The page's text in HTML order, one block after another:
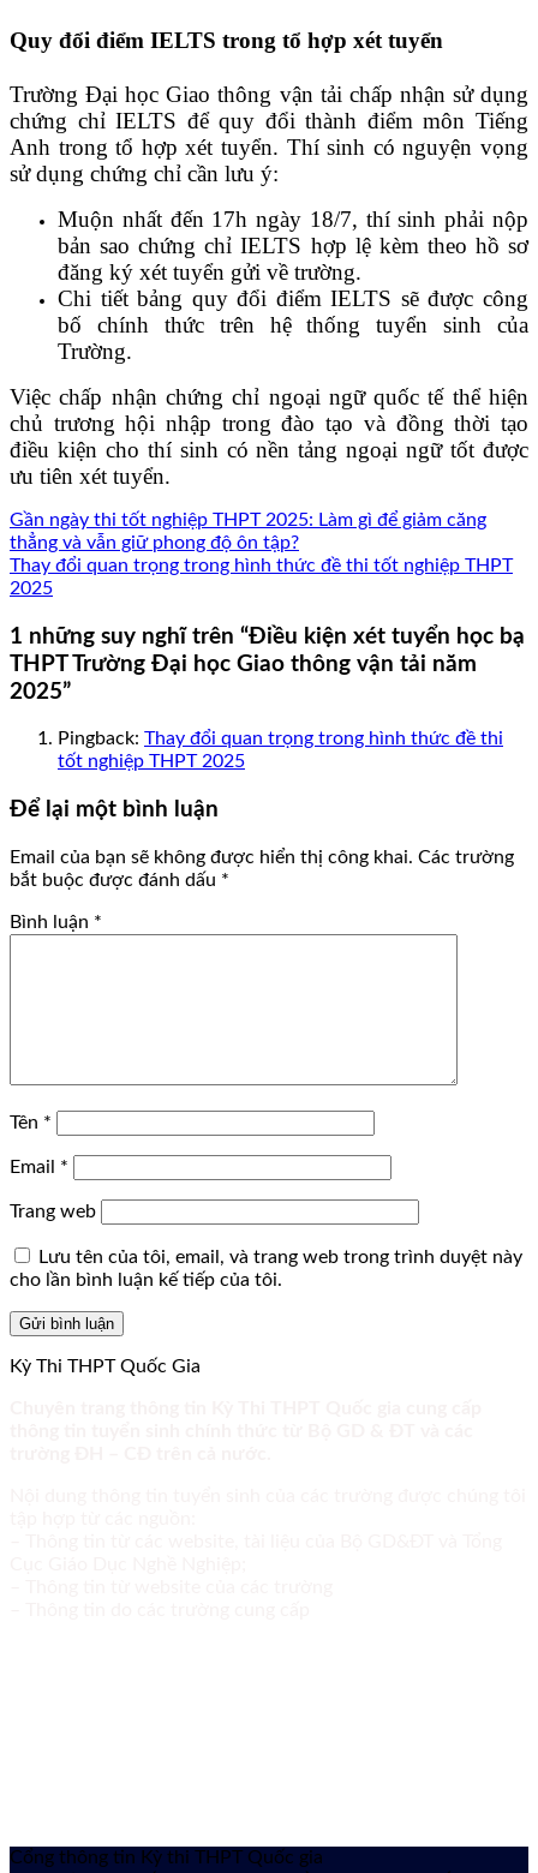
Quy đổi điểm IELTS trong tổ hợp xét tuyển
Trường Đại học Giao thông vận tải chấp nhận sử dụng
chứng chỉ IELTS để quy đổi thành điểm môn Tiếng
Anh trong tổ hợp xét tuyển. Thí sinh có nguyện vọng
sử dụng chứng chỉ cần lưu ý:
Muộn nhất đến 17h ngày 18/7, thí sinh phải nộp
bản sao chứng chỉ IELTS hợp lệ kèm theo hồ sơ
đăng ký xét tuyển gửi về trường.
Chi tiết bảng quy đổi điểm IELTS sẽ được công
bố chính thức trên hệ thống tuyển sinh của
Trường.
Việc chấp nhận chứng chỉ ngoại ngữ quốc tế thể hiện
chủ trương hội nhập trong đào tạo và đồng thời tạo
điều kiện cho thí sinh có nền tảng ngoại ngữ tốt được
ưu tiên xét tuyển.
Gần ngày thi tốt nghiệp THPT 2025: Làm gì để giảm căng
thẳng và vẫn giữ phong độ ôn tập?
Thay đổi quan trọng trong hình thức đề thi tốt nghiệp THPT
2025
1 những suy nghĩ trên “Điều kiện xét tuyển học bạ
THPT Trường Đại học Giao thông vận tải năm
2025”
Pingback: Thay đổi quan trọng trong hình thức đề thi
tốt nghiệp THPT 2025
Để lại một bình luận
Email của bạn sẽ không được hiển thị công khai. Các trường
bắt buộc được đánh dấu *
Bình luận *
Tên *
Email *
Trang web
Lưu tên của tôi, email, và trang web trong trình duyệt này
cho lần bình luận kế tiếp của tôi.
Kỳ Thi THPT Quốc Gia
Cổng thông tin Kỳ thi THPT Quốc gia